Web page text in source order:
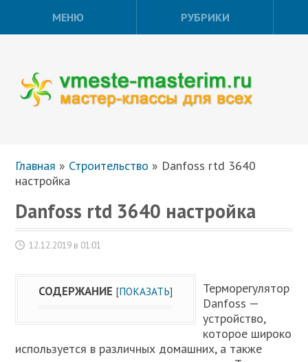
МЕНЮ РУБРИКИ
Главная » Строительство » Danfoss rtd 3640
настройка
Danfoss rtd 3640 настройка
12.12.2019 в 01:01
СОДЕРЖАНИЕ [ПОКАЗАТЬ]
Терморегулятор
Danfoss —
устройство,
которое широко
используется в различных домашних, а также